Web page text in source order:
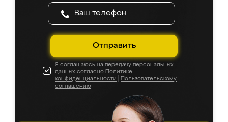
Отправить
Я соглашаюсь на передачу персональных
данных согласно Политике
конфиденциальности
Пользовательскому
соглашению